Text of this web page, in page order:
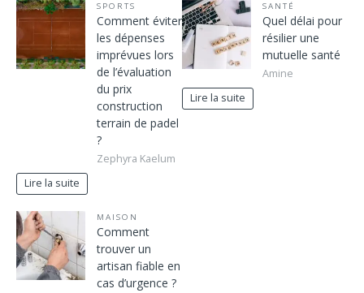
SPORTS
Comment éviter
les dépenses
imprévues lors
de l’évaluation
du prix
construction
terrain de padel
?
Zephyra Kaelum
Lire la suite
SANTÉ
Quel délai pour
résilier une
mutuelle santé
Amine
Lire la suite
MAISON
Comment
trouver un
artisan fiable en
cas d’urgence ?